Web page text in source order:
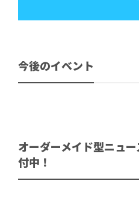
今後のイベント
オーダーメイド型ニュ
付中！